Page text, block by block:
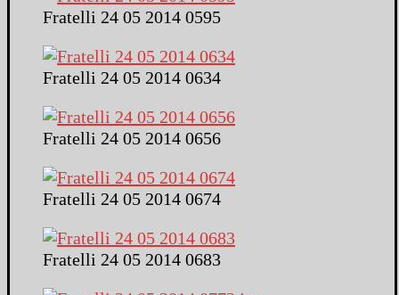
Fratelli 24 05 2014 0595
Fratelli 24 05 2014 0634
Fratelli 24 05 2014 0656
Fratelli 24 05 2014 0674
Fratelli 24 05 2014 0683